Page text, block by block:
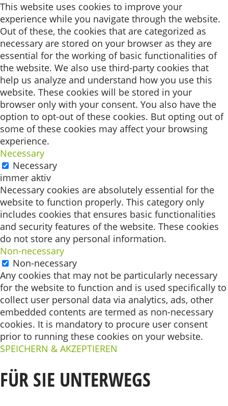
This website uses cookies to improve your
experience while you navigate through the website.
Out of these, the cookies that are categorized as
necessary are stored on your browser as they are
essential for the working of basic functionalities of
the website. We also use third-party cookies that
help us analyze and understand how you use this
website. These cookies will be stored in your
browser only with your consent. You also have the
option to opt-out of these cookies. But opting out of
some of these cookies may affect your browsing
experience.
Necessary
Necessary
immer aktiv
Necessary cookies are absolutely essential for the
website to function properly. This category only
includes cookies that ensures basic functionalities
and security features of the website. These cookies
do not store any personal information.
Non-necessary
Non-necessary
Any cookies that may not be particularly necessary
for the website to function and is used specifically to
collect user personal data via analytics, ads, other
embedded contents are termed as non-necessary
cookies. It is mandatory to procure user consent
prior to running these cookies on your website.
SPEICHERN & AKZEPTIEREN
FÜR SIE UNTERWEGS